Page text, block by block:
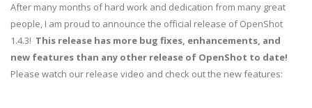
After many months of hard work and dedication from many great
people, I am proud to announce the official release of OpenShot
1.4.3! This release has more bug fixes, enhancements, and
new features than any other release of OpenShot to date!
Please watch our release video and check out the new features: